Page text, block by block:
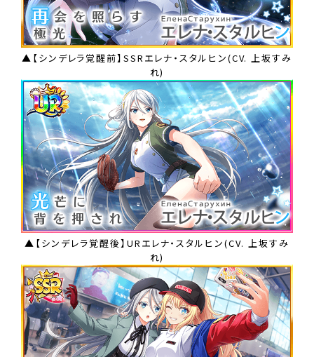
▲【シンデレラ覚醒前】SSRエレナ・スタルヒン(CV. 上坂すみ
れ)
▲【シンデレラ覚醒後】URエレナ・スタルヒン(CV. 上坂すみ
れ)